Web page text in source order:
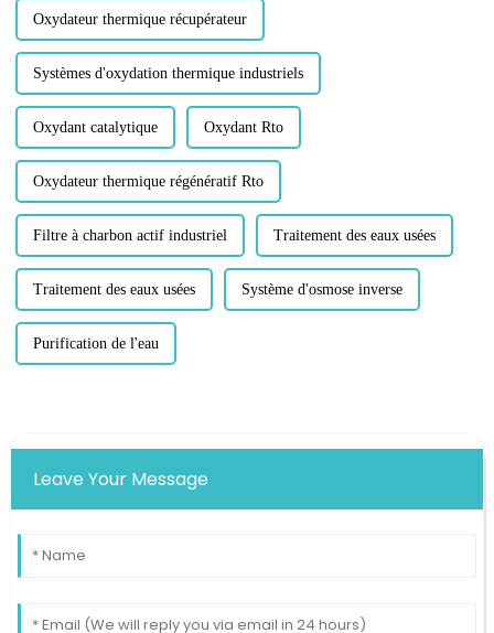
Oxydateur thermique récupérateur
Systèmes d'oxydation thermique industriels
Oxydant catalytique Oxydant Rto
Oxydateur thermique régénératif Rto
Filtre à charbon actif industriel Traitement des eaux usées
Traitement des eaux usées Système d'osmose inverse
Purification de l'eau
Leave Your Message